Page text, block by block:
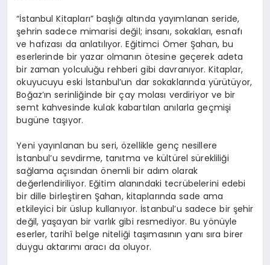
“İstanbul Kitapları” başlığı altında yayımlanan seride,
şehrin sadece mimarisi değil; insanı, sokakları, esnafı
ve hafızası da anlatılıyor. Eğitimci Ömer Şahan, bu
eserlerinde bir yazar olmanın ötesine geçerek adeta
bir zaman yolculuğu rehberi gibi davranıyor. Kitaplar,
okuyucuyu eski İstanbul’un dar sokaklarında yürütüyor,
Boğaz’ın serinliğinde bir çay molası verdiriyor ve bir
semt kahvesinde kulak kabartılan anılarla geçmişi
bugüne taşıyor.
Yeni yayınlanan bu seri, özellikle genç nesillere
İstanbul’u sevdirme, tanıtma ve kültürel sürekliliği
sağlama açısından önemli bir adım olarak
değerlendiriliyor. Eğitim alanındaki tecrübelerini edebi
bir dille birleştiren Şahan, kitaplarında sade ama
etkileyici bir üslup kullanıyor. İstanbul’u sadece bir şehir
değil, yaşayan bir varlık gibi resmediyor. Bu yönüyle
eserler, tarihî belge niteliği taşımasının yanı sıra birer
duygu aktarımı aracı da oluyor.